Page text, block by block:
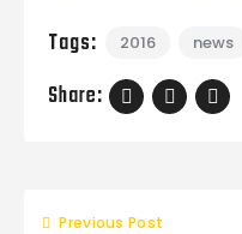
Tags: 2016 news
Share:
Previous Post